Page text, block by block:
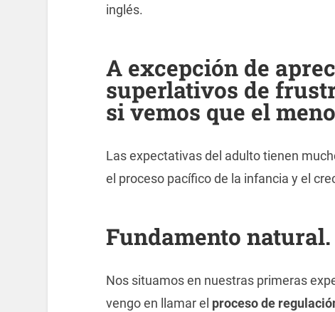
inglés.
A excepción de
superlativos de
si vemos que el
Las expectativas del adulto tienen
el proceso pacífico de la infancia y el
Fundamento natural.
Nos situamos en nuestras primeras
vengo en llamar el proceso de